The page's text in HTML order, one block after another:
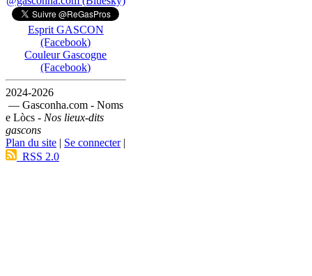
Esprit GASCON
(Facebook)
Couleur Gascogne
(Facebook)
2024-2026
— Gasconha.com - Noms
e Lòcs - Nos lieux-dits
gascons
Plan du site | Se connecter|
RSS 2.0